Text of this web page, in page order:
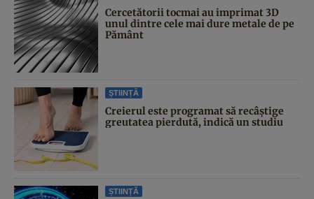
Cercetătorii tocmai au imprimat 3D
unul dintre cele mai dure metale de pe
Pământ
ȘTIINȚĂ
Creierul este programat să recâștige
greutatea pierdută, indică un studiu
ȘTIINȚĂ